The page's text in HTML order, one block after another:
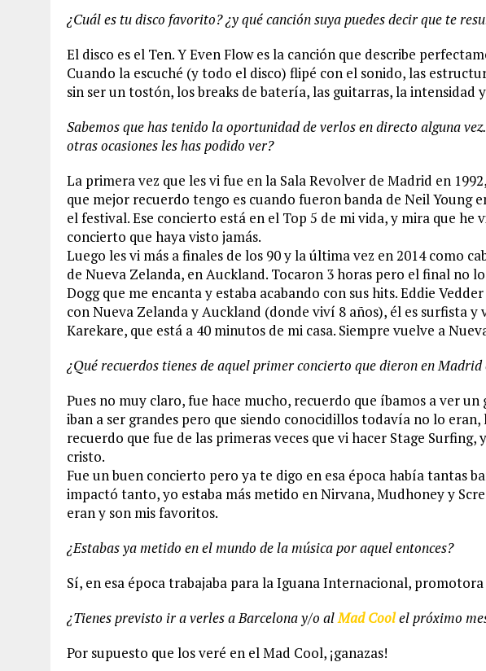
¿Cuál es tu disco favorito? ¿y qué canción suya puedes decir que te
El disco es el Ten. Y Even Flow es la canción que describe
Cuando la escuché (y todo el disco) flipé con el sonido, las
sin ser un tostón, los breaks de batería, las guitarras, la intensidad
Sabemos que has tenido la oportunidad de verlos en directo alguna
otras ocasiones les has podido ver?
La primera vez que les vi fue en la Sala Revolver de Madrid en
que mejor recuerdo tengo es cuando fueron banda de Neil Young
el festival. Ese concierto está en el Top 5 de mi vida, y mira que he
concierto que haya visto jamás.
Luego les vi más a finales de los 90 y la última vez en 2014 como
de Nueva Zelanda, en Auckland. Tocaron 3 horas pero el final no
Dogg que me encanta y estaba acabando con sus hits. Eddie
con Nueva Zelanda y Auckland (donde viví 8 años), él es surfista y
Karekare, que está a 40 minutos de mi casa. Siempre vuelve a
¿Qué recuerdos tienes de aquel primer concierto que dieron en Madrid
Pues no muy claro, fue hace mucho, recuerdo que íbamos a ver un
iban a ser grandes pero que siendo conocidillos todavía no lo eran,
recuerdo que fue de las primeras veces que vi hacer Stage Surfing,
cristo.
Fue un buen concierto pero ya te digo en esa época había tantas
impactó tanto, yo estaba más metido en Nirvana, Mudhoney y
eran y son mis favoritos.
¿Estabas ya metido en el mundo de la música por aquel entonces?
Sí, en esa época trabajaba para la Iguana Internacional,
¿Tienes previsto ir a verles a Barcelona y/o alMad Coolel próximo
Por supuesto que los veré en el Mad Cool, ¡ganazas!